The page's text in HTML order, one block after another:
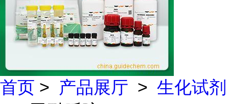
首页 > 产品展厅 > 生化试剂